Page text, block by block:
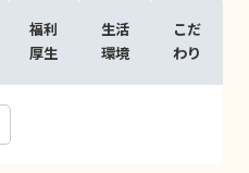
福利
厚生
生活
環境
こだ
わり